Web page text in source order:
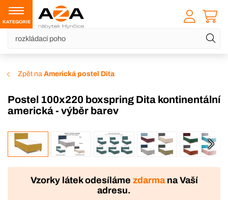
KATEGORIE
Zpět na Americká postel Dita
Postel 100x220 boxspring Dita kontinentální
americká - výběr barev
VÝROBA
Vzorky látek odesíláme zdarmana Vaší
adresu.